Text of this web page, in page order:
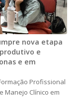
nova etapa
e
e em
Profissional
Manejo Clínico em